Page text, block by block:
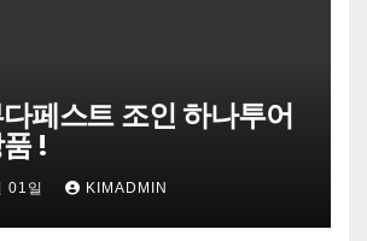
페스트 조인 하나투어
!
01일 KIMADMIN